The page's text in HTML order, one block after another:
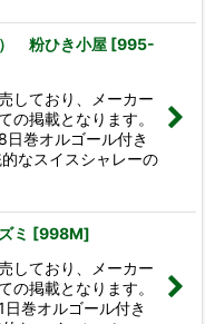
粉ひき小屋 [995-
しており、メーカー
の掲載となります。
日巻オルゴール付き
なスイスシャレーの
ミ [998M]
しており、メーカー
の掲載となります。
巻オルゴール付き